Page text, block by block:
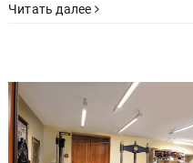
Читать далее